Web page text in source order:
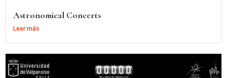
Astronomical Concerts
Leer más